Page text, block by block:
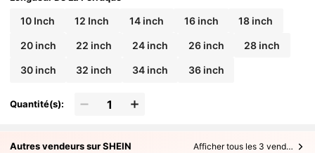
10 Inch 12 Inch 14 inch 16 inch 18 inch
20 inch 22 inch 24 inch 26 inch 28 inch
30 inch 32 inch 34 inch 36 inch
Quantité(s):
Autres vendeurs sur SHEIN Afficher tous les 3 vendeurs